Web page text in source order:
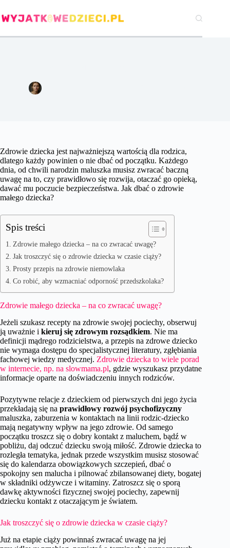
do
treści
Zdrowie dziecka jest najważniejszą wartością dla rodzica,
dlatego każdy powinien o nie dbać od początku. Każdego
dnia, od chwili narodzin maluszka musisz zwracać baczną
uwagę na to, czy prawidłowo się rozwija, otaczać go opieką,
dawać mu poczucie bezpieczeństwa. Jak dbać o zdrowie
małego dziecka?
Spis treści
Zdrowie małego dziecka – na co zwracać uwagę?
Jak troszczyć się o zdrowie dziecka w czasie ciąży?
Prosty przepis na zdrowie niemowlaka
Co robić, aby wzmacniać odporność przedszkolaka?
Zdrowie małego dziecka – na co zwracać uwagę?
Jeżeli szukasz recepty na zdrowie swojej pociechy, obserwuj
ją uważnie i kieruj się zdrowym rozsądkiem. Nie ma
definicji mądrego rodzicielstwa, a przepis na zdrowe dziecko
nie wymaga dostępu do specjalistycznej literatury, zgłębiania
fachowej wiedzy medycznej. Zdrowie dziecka to wiele porad
w internecie, np. na slowmama.pl, gdzie wyszukasz przydatne
informacje oparte na doświadczeniu innych rodziców.
Pozytywne relacje z dzieckiem od pierwszych dni jego życia
przekładają się na prawidłowy rozwój psychofizyczny
maluszka, zaburzenia w kontaktach na linii rodzic-dziecko
mają negatywny wpływ na jego zdrowie. Od samego
początku troszcz się o dobry kontakt z maluchem, bądź w
pobliżu, daj odczuć dziecku swoją miłość. Zdrowie dziecka to
rozległa tematyka, jednak przede wszystkim musisz stosować
się do kalendarza obowiązkowych szczepień, dbać o
spokojny sen malucha i pilnować zbilansowanej diety, bogatej
w składniki odżywcze i witaminy. Zatroszcz się o sporą
dawkę aktywności fizycznej swojej pociechy, zapewnij
dziecku kontakt z otaczającym je światem.
Jak troszczyć się o zdrowie dziecka w czasie ciąży?
Już na etapie ciąży powinnaś zwracać uwagę na jej